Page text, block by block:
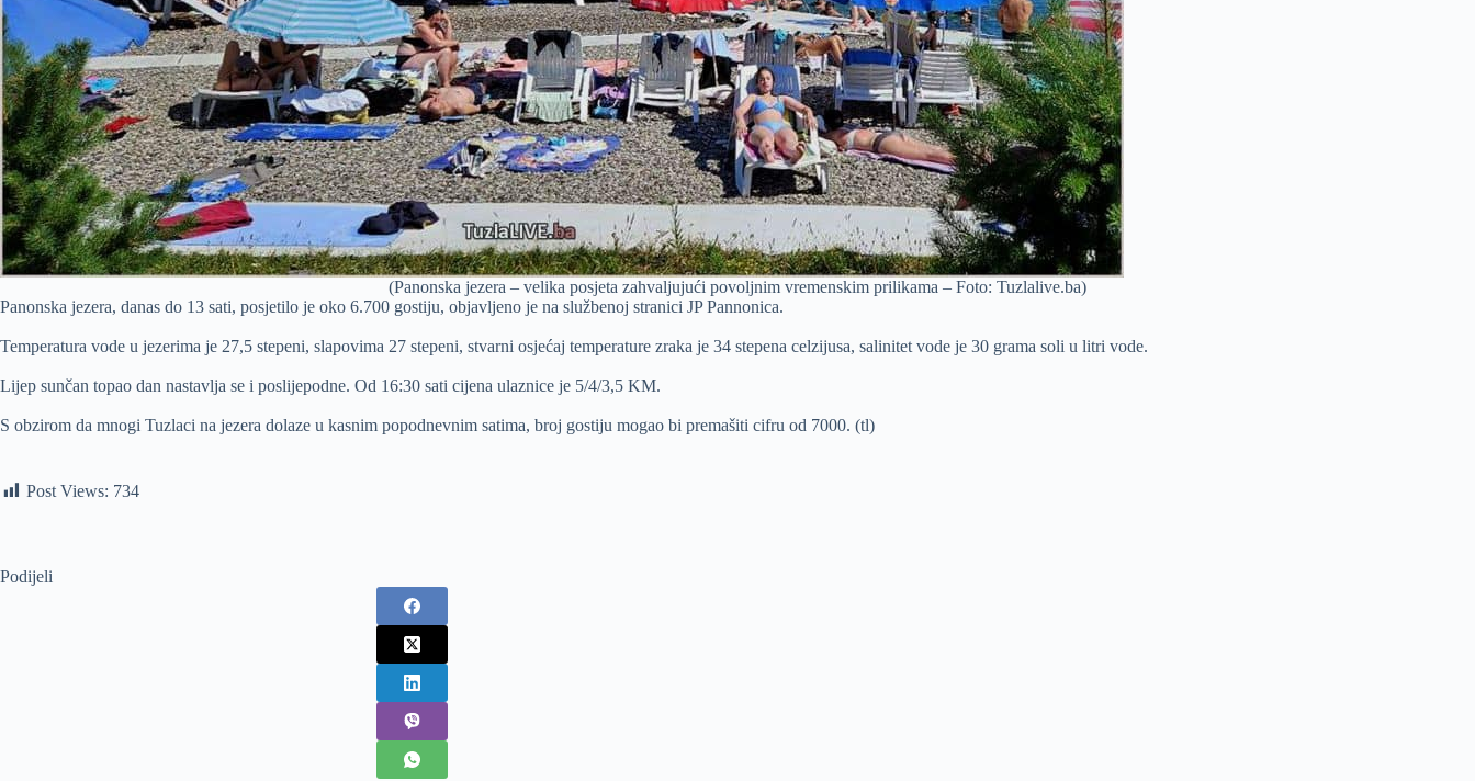
(Panonska jezera – velika posjeta zahvaljujući povoljnim vremenskim prilikama – Foto: Tuzlalive.ba)
Panonska jezera, danas do 13 sati, posjetilo je oko 6.700 gostiju, objavljeno je na službenoj stranici JP Pannonica.
Temperatura vode u jezerima je 27,5 stepeni, slapovima 27 stepeni, stvarni osjećaj temperature zraka je 34 stepena celzijusa, salinitet vode je 30 grama soli u litri vode.
Lijep sunčan topao dan nastavlja se i poslijepodne. Od 16:30 sati cijena ulaznice je 5/4/3,5 KM.
S obzirom da mnogi Tuzlaci na jezera dolaze u kasnim popodnevnim satima, broj gostiju mogao bi premašiti cifru od 7000. (tl)
Post Views: 734
Podijeli